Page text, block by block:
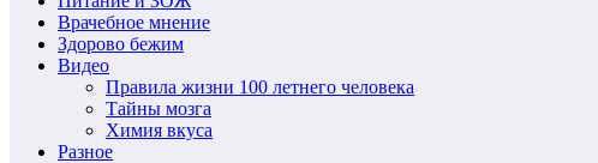
Врачебное мнение
Здорово бежим
Видео
Правила жизни 100 летнего человека
Тайны мозга
Химия вкуса
Разное